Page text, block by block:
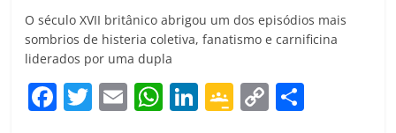
O século XVII britânico abrigou um dos episódios mais
sombrios de histeria coletiva, fanatismo e carnificina
liderados por uma dupla
F T E W Li G C